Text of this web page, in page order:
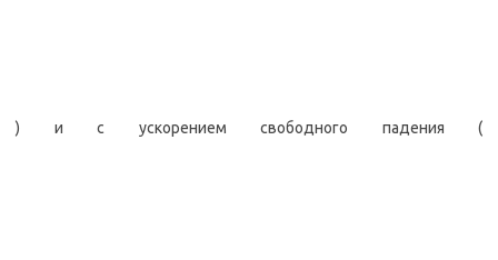
) и с ускорением свободного падения (